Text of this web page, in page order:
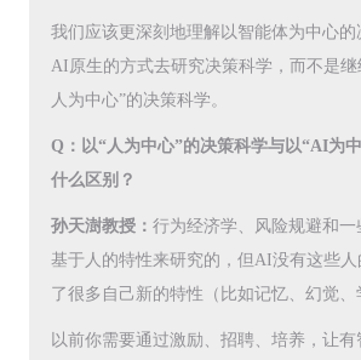
我们应该更深刻地理解以智能体为中心的
AI原生的方式去研究决策科学，而不是继
人为中心”的决策科学。
Q：以“人为中心”的决策科学与以“AI为
什么区别？
孙天澍教授： 行为经济学、风险规避和
基于人的特性来研究的，但AI没有这些人
了很多自己新的特性（比如记忆、幻觉、
以前你需要通过激励、招聘、培养，让有